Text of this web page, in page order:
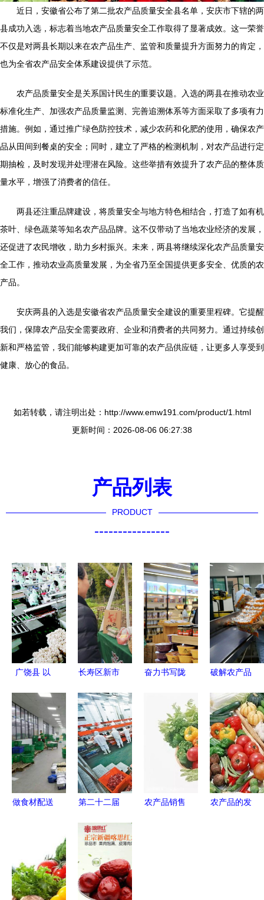
近日，安徽省公布了第二批农产品质量安全县名单，安庆市下辖的两
县成功入选，标志着当地农产品质量安全工作取得了显著成效。这一荣誉
不仅是对两县长期以来在农产品生产、监管和质量提升方面努力的肯定，
也为全省农产品安全体系建设提供了示范。
农产品质量安全是关系国计民生的重要议题。入选的两县在推动农业
标准化生产、加强农产品质量监测、完善追溯体系等方面采取了多项有力
措施。例如，通过推广绿色防控技术，减少农药和化肥的使用，确保农产
品从田间到餐桌的安全；同时，建立了严格的检测机制，对农产品进行定
期抽检，及时发现并处理潜在风险。这些举措有效提升了农产品的整体质
量水平，增强了消费者的信任。
两县还注重品牌建设，将质量安全与地方特色相结合，打造了如有机
茶叶、绿色蔬菜等知名农产品品牌。这不仅带动了当地农业经济的发展，
还促进了农民增收，助力乡村振兴。未来，两县将继续深化农产品质量安
全工作，推动农业高质量发展，为全省乃至全国提供更多安全、优质的农
产品。
安庆两县的入选是安徽省农产品质量安全建设的重要里程碑。它提醒
我们，保障农产品安全需要政府、企业和消费者的共同努力。通过持续创
新和严格监管，我们能够构建更加可靠的农产品供应链，让更多人享受到
健康、放心的食品。
如若转载，请注明出处：http://www.emw191.com/product/1.html
更新时间：2026-08-06 06:27:38
产品列表
PRODUCT
----------------
广饶县 以
抓手，绘就
乡村产业振
兴新图景
长寿区新市
花开正当
时，“美丽
产业”绘就
乡村振兴新
画卷
奋力书写陇
以特色农产
品为笔，开
启如意甘肃
新征程
破解农产品
以深加工产
业链为抓
手，聚焦三
大发展要务
做食材配送
方面 农产
品
第二十二届
加工业投资
贸易洽谈会
构筑现代农
业发展新平
农产品销售
农产品的发